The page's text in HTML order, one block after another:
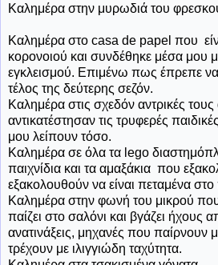
Καλημέρα στην μυρωδιά του
Καλημέρα στο casa de papel που
κορονοιού και συνδέθηκε μέσα μου
εγκλεισμού. Επιμένω πως έπρεπε να
τέλος της δεύτερης σεζόν.
Καλημέρα στις σχεδόν αντρικές
αντικατέστησαν τις τρυφερές
μου λείπουν τόσο.
Καλημέρα σε όλα τα lego
παιχνίδια και τα αμαξάκια που
εξακολουθούν να είναι πεταμένα
Καλημέρα στην φωνή του μικρού
παίζει στο σαλόνι και βγάζει ήχους
ανατινάξεις, μηχανές που παίρνουν
τρέχουν με ιλιγγιώδη ταχύτητα.